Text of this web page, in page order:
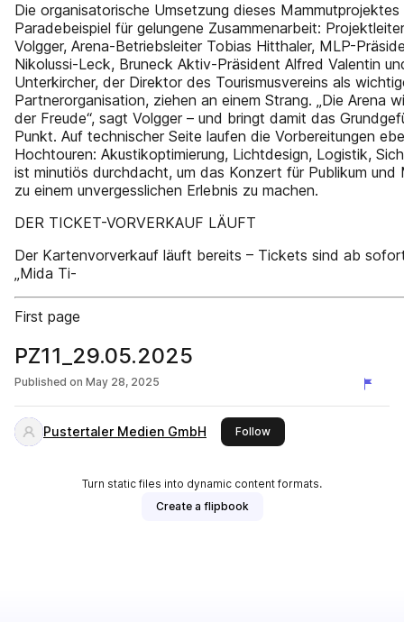
Die organisatorische Umsetzung dieses Mammutprojektes
Paradebeispiel für gelungene Zusammenarbeit:
Volgger, Arena-Betriebsleiter Tobias Hitthaler, MLP-
Nikolussi-Leck, Bruneck Aktiv-Präsident Alfred Valentin
Unterkircher, der Direktor des Tourismusvereins als
Partnerorganisation, ziehen an einem Strang. „Die Arena
der Freude“, sagt Volgger – und bringt damit das
Punkt. Auf technischer Seite laufen die Vorbereitungen
Hochtouren: Akustikoptimierung, Lichtdesign, Logistik,
ist minutiös durchdacht, um das Konzert für Publikum und
zu einem unvergesslichen Erlebnis zu machen.
DER TICKET-VORVERKAUF LÄUFT
Der Kartenvorverkauf läuft bereits – Tickets sind ab
„Mida Ti-
First page
PZ11_29.05.2025
Published on May 28, 2025
Pustertaler Medien GmbH Followthis publisher
Turn static files into dynamic content formats.
Create a flipbook